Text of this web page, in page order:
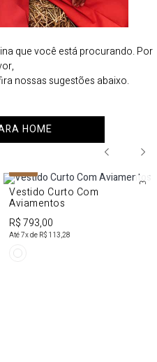
que você está procurando. Por
nossas sugestões abaixo.
HOME
NEW IN
Vestido Curto Com
Aviamentos
R$ 793,00
Até7x de R$ 113,28